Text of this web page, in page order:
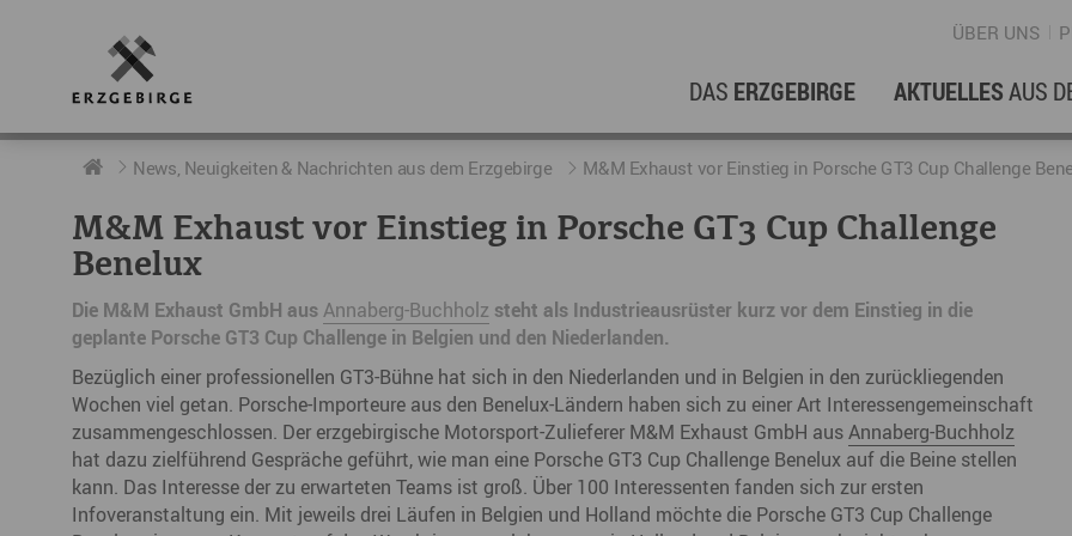
ÜBER UNS
DAS ERZGEBIRGE
RUND UMS ERZGEBIRGE
Geschichte
Der Erzgebirgskreis
Städte im Erzgebirge
Erzgebirgskrimi
Fakten
WIRTSCHAFTSREGION
Stellenangebote im Erzgebirge
Arbeiten im Erzgebirge
Coworking Spaces im Erzgebirge
DER FILM
AKTUELLESAUS
AKTUELLES
Neuigkeiten
ERFOLGSGESCHICHTEN
hERZgeschichten
kurz ERZählt
DIE BOTSCHAFTER
Botschafter im Überblick
News, Neuigkeiten & Nachrichten aus dem Erzgebirge M&M Exhaust vor Einstieg in Porsche GT3 Cup Challenge
M&M Exhaust vor Einstieg in Porsche GT3 Cup Challenge
Benelux
Die M&M Exhaust GmbH ausAnnaberg-Buchholz steht als Industrieausrüster kurz vor dem Einstieg in die
geplante Porsche GT3 Cup Challenge in Belgien und den Niederlanden.
Bezüglich einer professionellen GT3-Bühne hat sich in den Niederlanden und in Belgien in den zurückliegenden
Wochen viel getan. Porsche-Importeure aus den Benelux-Ländern haben sich zu einer Art Interessengemeinschaft
zusammengeschlossen. Der erzgebirgische Motorsport-Zulieferer M&M Exhaust GmbH ausAnnaberg-Buchholz
hat dazu zielführend Gespräche geführt, wie man eine Porsche GT3 Cup Challenge Benelux auf die Beine stellen
kann. Das Interesse der zu erwarteten Teams ist groß. Über 100 Interessenten fanden sich zur ersten
Infoveranstaltung ein. Mit jeweils drei Läufen in Belgien und Holland möchte die Porsche GT3 Cup Challenge